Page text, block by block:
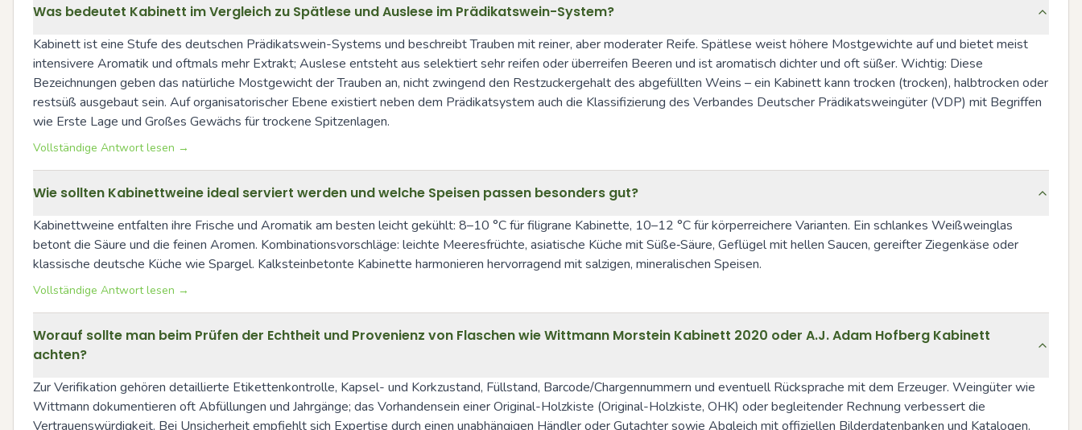
Was bedeutet Kabinett im Vergleich zu Spätlese und Auslese im Prädikatswein-System?
Kabinett ist eine Stufe des deutschen Prädikatswein-Systems und beschreibt Trauben mit reiner, aber moderater Reife. Spätlese weist höhere Mostgewichte auf und bietet meist
intensivere Aromatik und oftmals mehr Extrakt; Auslese entsteht aus selektiert sehr reifen oder überreifen Beeren und ist aromatisch dichter und oft süßer. Wichtig: Diese
Bezeichnungen geben das natürliche Mostgewicht der Trauben an, nicht zwingend den Restzuckergehalt des abgefüllten Weins – ein Kabinett kann trocken (trocken), halbtrocken oder
restsüß ausgebaut sein. Auf organisatorischer Ebene existiert neben dem Prädikatsystem auch die Klassifizierung des Verbandes Deutscher Prädikatsweingüter (VDP) mit Begriffen
wie Erste Lage und Großes Gewächs für trockene Spitzenlagen.
Vollständige Antwort lesen →
Wie sollten Kabinettweine ideal serviert werden und welche Speisen passen besonders gut?
Kabinettweine entfalten ihre Frische und Aromatik am besten leicht gekühlt: 8–10 °C für filigrane Kabinette, 10–12 °C für körperreichere Varianten. Ein schlankes Weißweinglas
betont die Säure und die feinen Aromen. Kombinationsvorschläge: leichte Meeresfrüchte, asiatische Küche mit Süße‑Säure, Geflügel mit hellen Saucen, gereifter Ziegenkäse oder
klassische deutsche Küche wie Spargel. Kalksteinbetonte Kabinette harmonieren hervorragend mit salzigen, mineralischen Speisen.
Vollständige Antwort lesen →
Worauf sollte man beim Prüfen der Echtheit und Provenienz von Flaschen wie Wittmann Morstein Kabinett 2020 oder A.J. Adam Hofberg Kabinett
achten?
Zur Verifikation gehören detaillierte Etikettenkontrolle, Kapsel- und Korkzustand, Füllstand, Barcode/Chargennummern und eventuell Rücksprache mit dem Erzeuger. Weingüter wie
Wittmann dokumentieren oft Abfüllungen und Jahrgänge; das Vorhandensein einer Original-Holzkiste (Original-Holzkiste, OHK) oder begleitender Rechnung verbessert die
Vertrauenswürdigkeit. Bei Unsicherheit empfiehlt sich Expertise durch einen unabhängigen Händler oder Gutachter sowie Abgleich mit offiziellen Bilderdatenbanken und Katalogen.